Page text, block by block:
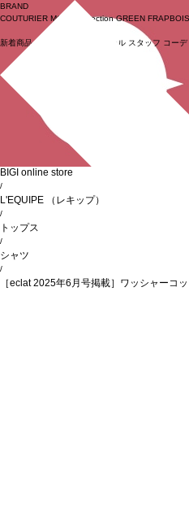
ログイン
BRAND
COUTURIER MOGA Collection GREEN
新着商品 (ライブ) セール スタッフ コーデ
BIGI online store
/
L'EQUIPE （レキップ）
/
トップス
/
シャツ
/
［eclat 2025年6月号掲載］ワッシャーコ